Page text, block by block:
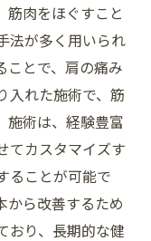
筋肉をほぐすこと
法が多く用いられ
ことで、肩の痛み
入れた施術で、筋
施術は、経験豊富
てカスタマイズす
ることが可能で
から改善するため
おり、長期的な健